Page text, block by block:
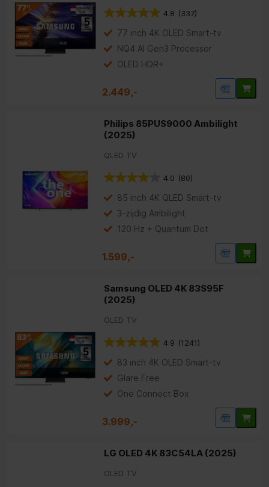
4.8 (337)
77 inch 4K OLED Smart-tv
NQ4 AI Gen3 Processor
OLED HDR+
2.449,-
Philips 85PUS9000 Ambilight
(2025)
QLED TV
4.0 (80)
85 inch 4K QLED Smart-tv
3-zijdig Ambilight
120 Hz + Quantum Dot
1.599,-
Samsung OLED 4K 83S95F
(2025)
OLED TV
4.9 (1241)
83 inch 4K OLED Smart-tv
Glare Free
One Connect Box
3.999,-
LG OLED 4K 83C54LA (2025)
OLED TV